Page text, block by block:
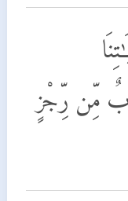
مِّن رِّجْزٍ